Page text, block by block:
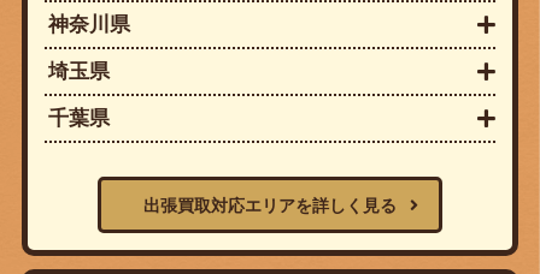
神奈川県
埼玉県
千葉県
出張買取対応エリアを詳しく見る